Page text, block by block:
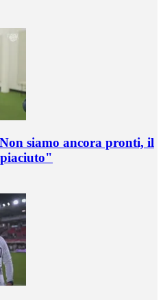
siamo ancora pronti, il